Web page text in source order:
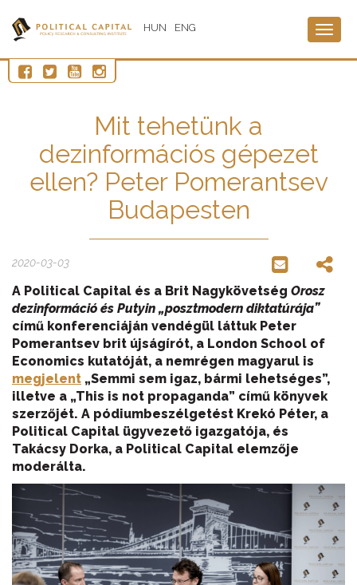
HUN ENG
Mit tehetünk a
dezinformációs gépezet
ellen? Peter Pomerantsev
Budapesten
2020-03-03
A Political Capital és a Brit Nagykövetség Orosz
dezinformáció és Putyin „posztmodern diktatúrája”
című konferenciáján vendégül láttuk Peter
Pomerantsev brit újságírót, a London School of
Economics kutatóját, a nemrégen magyarul is
megjelent „Semmi sem igaz, bármi lehetséges”,
illetve a „This is not propaganda” című könyvek
szerzőjét. A pódiumbeszélgetést Krekó Péter, a
Political Capital ügyvezető igazgatója, és
Takácsy Dorka, a Political Capital elemzője
moderálta.